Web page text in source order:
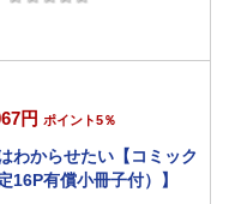
円 ポイント5％
わからせたい【コミック
16P有償小冊子付）】